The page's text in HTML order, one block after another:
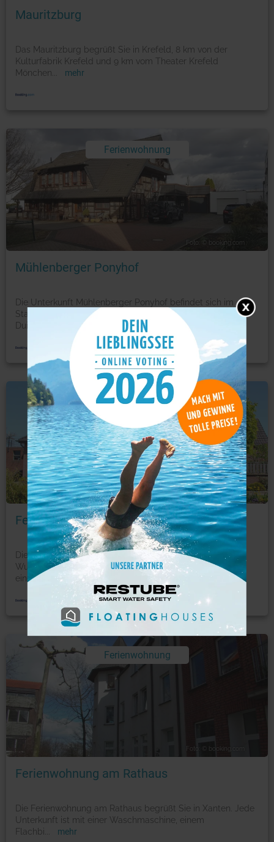
Mauritzburg
Das Mauritzburg begrüßt Sie in Krefeld, 8 km von der
Kulturfabrik Krefeld und 9 km vom Theater Krefeld
Mönchen
mehr
Ferienwohnung
Foto: © booking.com
Mühlenberger Ponyhof
Die Unterkunft Mühlenberger Ponyhof befindet sich im
Stadtteil Friemersheim in Duisburg, 10 km vom Casino
Duis
Ferienwohnung
Foto: © booking.com
Ferienwohnungen Schoofs
Die Ferienwohnungen Schoofs liegen 2,4 km vom
Wunderland Kalkar entfernt und bieten Unterkünfte mit
einer Terr
mehr
Ferienwohnung
Foto: © booking.com
Ferienwohnung am Rathaus
Die Ferienwohnung am Rathaus begrüßt Sie in Xanten. Jede
Unterkunft ist mit einer Waschmaschine, einem
Flachbi
mehr